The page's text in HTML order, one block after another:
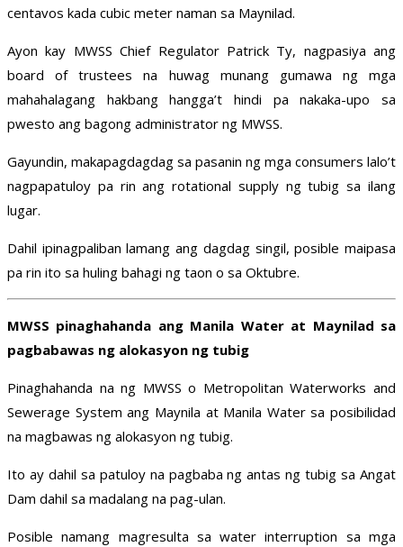
centavos kada cubic meter naman sa Maynilad.
Ayon kay MWSS Chief Regulator Patrick Ty, nagpasiya ang
board of trustees na huwag munang gumawa ng mga
mahahalagang hakbang hangga’t hindi pa nakaka-upo sa
pwesto ang bagong administrator ng MWSS.
Gayundin, makapagdagdag sa pasanin ng mga consumers lalo’t
nagpapatuloy pa rin ang rotational supply ng tubig sa ilang
lugar.
Dahil ipinagpaliban lamang ang dagdag singil, posible maipasa
pa rin ito sa huling bahagi ng taon o sa Oktubre.
MWSS pinaghahanda ang Manila Water at Maynilad sa
pagbabawas ng alokasyon ng tubig
Pinaghahanda na ng MWSS o Metropolitan Waterworks and
Sewerage System ang Maynila at Manila Water sa posibilidad
na magbawas ng alokasyon ng tubig.
Ito ay dahil sa patuloy na pagbaba ng antas ng tubig sa Angat
Dam dahil sa madalang na pag-ulan.
Posible namang magresulta sa water interruption sa mga